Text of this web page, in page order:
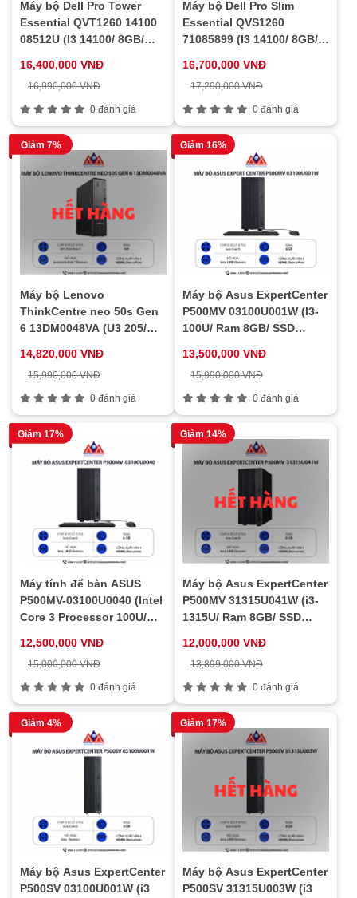
Máy bộ Dell Pro Tower
Essential QVT1260 14100
08512U (I3 14100/ 8GB/
Mouse/ NoOS/ 1Y)
16,400,000 VNĐ
16,990,000 VNĐ
0 đánh giá
Máy bộ Dell Pro Slim
Essential QVS1260
71085899 (I3 14100/ 8GB/
Mouse/ Win11/ 1Y)
16,700,000 VNĐ
17,290,000 VNĐ
0 đánh giá
Giảm 7%
Máy bộ Lenovo
ThinkCentre neo 50s Gen
6 13DM0048VA (U3 205/
14,820,000 VNĐ
15,990,000 VNĐ
0 đánh giá
Giảm 16%
Máy bộ Asus ExpertCenter
P500MV 03100U001W (I3-
100U/ Ram 8GB/ SSD
13,500,000 VNĐ
15,990,000 VNĐ
0 đánh giá
Giảm 17%
Máy tính để bàn ASUS
P500MV-03100U0040 (Intel
Core 3 Processor 100U/
NOOS/ 180W)
12,500,000 VNĐ
15,000,000 VNĐ
0 đánh giá
Giảm 14%
Máy bộ Asus ExpertCenter
P500MV 31315U041W (i3-
1315U/ Ram 8GB/ SSD
12,000,000 VNĐ
13,899,000 VNĐ
0 đánh giá
Giảm 4%
Máy bộ Asus ExpertCenter
P500SV 03100U001W (i3
Giảm 17%
Máy bộ Asus ExpertCenter
P500SV 31315U003W (i3